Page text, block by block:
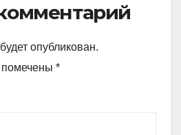
опубликован.
*